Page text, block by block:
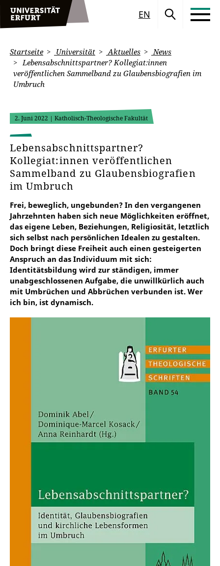
EN
Startseite Universität Aktuelles
News
Lebensabschnittspartner? Kollegiat:innen
veröffentlichen Sammelband zu Glaubensbiografien im
Umbruch
2. Juni 2022 | Katholisch-Theologische Fakultät
Lebensabschnittspartner?
Kollegiat:innen veröffentlichen
Sammelband zu Glaubensbiografien
im Umbruch
Frei, beweglich, ungebunden? In den vergangenen
Jahrzehnten haben sich neue Möglichkeiten eröffnet,
das eigene Leben, Beziehungen, Religiosität, letztlich
sich selbst nach persönlichen Idealen zu gestalten.
Doch bringt diese Freiheit auch einen gesteigerten
Anspruch an das Individuum mit sich:
Identitätsbildung wird zur ständigen, immer
unabgeschlossenen Aufgabe, die unwillkürlich auch
mit Umbrüchen und Abbrüchen verbunden ist. Wer
ich bin, ist dynamisch.